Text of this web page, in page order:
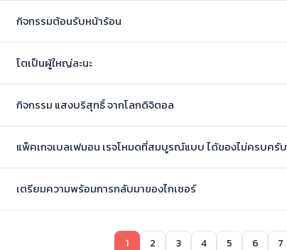
กิจกรรมต้อนรับหน้าร้อน
โตเป็นผู้ใหญ่ละนะ
กิจกรรม แสงบริสุทธิ์ จากโลกดิจิตอล
แพ็คเกจเบลเฟมอน เรจโหมดที่สมบูรณ์แบบ ได้ของไม่ครบครับ
เตรียมความพร้อมการกลับมาของไกเซอร์
1 2 3 4 5 6 7